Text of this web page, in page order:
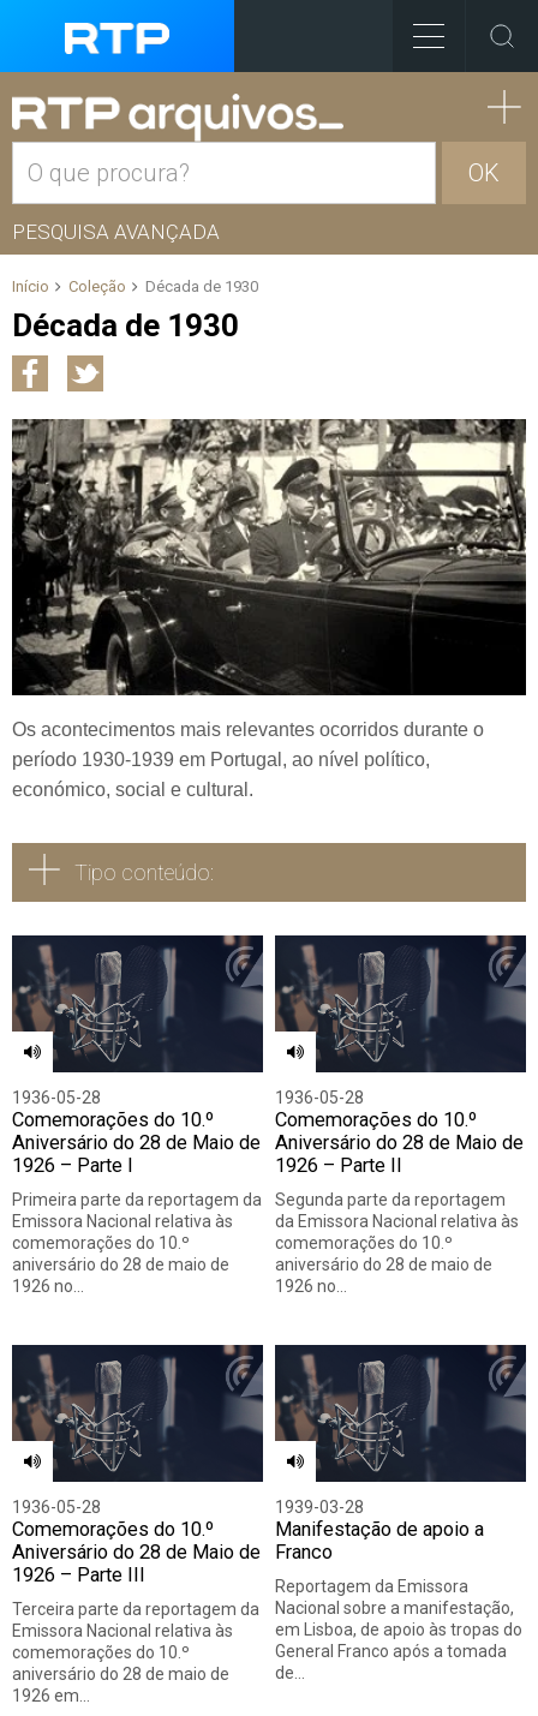
OK
PESQUISA AVANÇADA
Início Coleção Década de 1930
Década de 1930
Os acontecimentos mais relevantes ocorridos durante o
período 1930-1939 em Portugal, ao nível político,
económico, social e cultural.
Tipo conteúdo:
Todos Vídeo Áudio
1936-05-28
Comemorações do 10.º
Aniversário do 28 de Maio de
1926 – Parte I
Primeira parte da reportagem da
Emissora Nacional relativa às
comemorações do 10.º
aniversário do 28 de maio de
1926 no…
1936-05-28
Comemorações do 10.º
Aniversário do 28 de Maio de
1926 – Parte II
Segunda parte da reportagem
da Emissora Nacional relativa às
comemorações do 10.º
aniversário do 28 de maio de
1926 no…
1936-05-28
Comemorações do 10.º
Aniversário do 28 de Maio de
1926 – Parte III
Terceira parte da reportagem da
Emissora Nacional relativa às
comemorações do 10.º
aniversário do 28 de maio de
1926 em…
1939-03-28
Manifestação de apoio a
Franco
Reportagem da Emissora
Nacional sobre a manifestação,
em Lisboa, de apoio às tropas do
General Franco após a tomada
de…